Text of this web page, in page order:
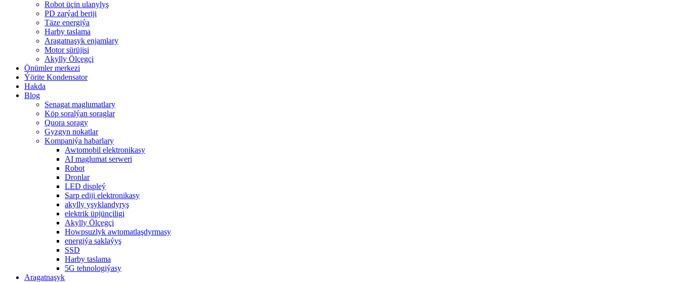
Robot üçin ulanylyş
PD zarýad beriji
Täze energiýa
Harby taslama
Aragatnaşyk enjamlary
Motor sürüjisi
Akylly Ölçegçi
Önümler merkezi
Ýörite Kondensator
Hakda
Blog
Senagat maglumatlary
Köp soralýan soraglar
Quora soragy
Gyzgyn nokatlar
Kompaniýa habarlary
Awtomobil elektronikasy
AI maglumat serweri
Robot
Dronlar
LED displeý
Sarp ediji elektronikasy
akylly yşyklandyryş
elektrik üpjünçiligi
Akylly Ölçegçi
Howpsuzlyk awtomatlaşdyrmasy
energiýa saklaýyş
SSD
Harby taslama
5G tehnologiýasy
Aragatnaşyk